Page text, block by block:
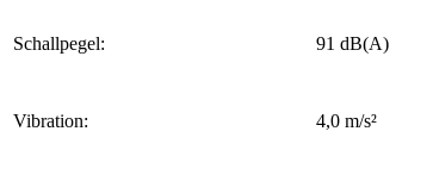
Schallpegel: 91 dB(A)
Vibration: 4,0 m/s²